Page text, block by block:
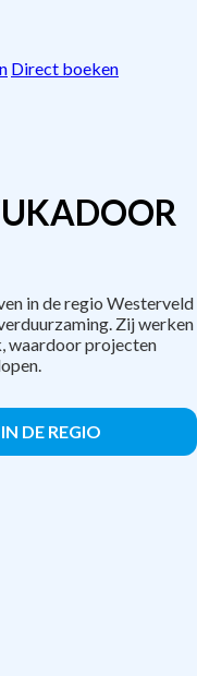
Direct boeken
in de regio Westerveld
Zij werken
waardoor projecten
DE REGIO